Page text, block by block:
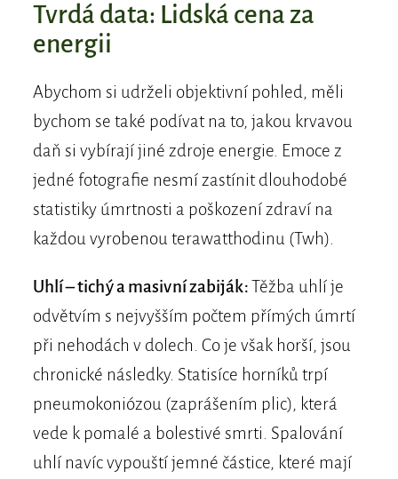
Tvrdá data: Lidská cena za
energii
Abychom si udrželi objektivní pohled, měli
bychom se také podívat na to, jakou krvavou
daň si vybírají jiné zdroje energie. Emoce z
jedné fotografie nesmí zastínit dlouhodobé
statistiky úmrtnosti a poškození zdraví na
každou vyrobenou terawatthodinu (Twh).
Uhlí – tichý a masivní zabiják:Těžba uhlí je
odvětvím s nejvyšším počtem přímých úmrtí
při nehodách v dolech. Co je však horší, jsou
chronické následky. Statisíce horníků trpí
pneumokoniózou (zaprášením plic), která
vede k pomalé a bolestivé smrti. Spalování
uhlí navíc vypouští jemné částice, které mají